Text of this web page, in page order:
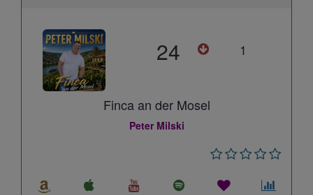
24 1
Finca an der Mosel
Peter Milski